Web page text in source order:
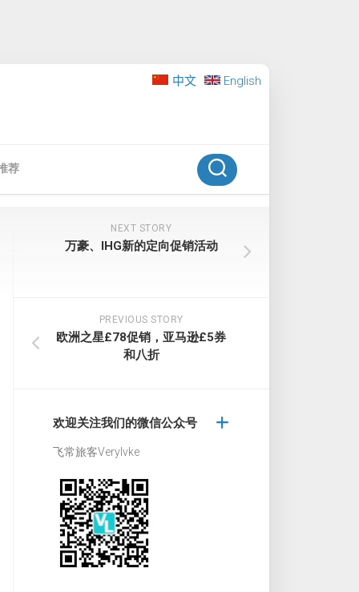
荐
中文 English
NEXT STORY
万豪、IHG新的定向促销活动
PREVIOUS STORY
欧洲之星£78促销，亚马逊£5券
和八折
欢迎关注我们的微信公众号
飞常旅客Verylvke